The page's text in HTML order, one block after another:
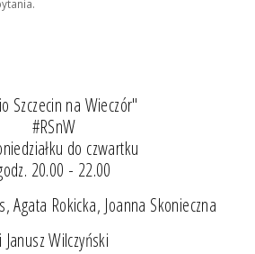
Szczecin na Wieczór"
#RSnW
do czwartku
20.00 - 22.00
Agata Rokicka, Joanna Skonieczna
i Janusz Wilczyński